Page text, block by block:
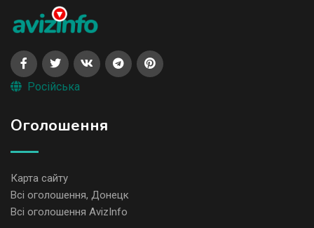
Російська
Оголошення
Карта сайту
Всі оголошення, Донецк
Всі оголошення AvizInfo